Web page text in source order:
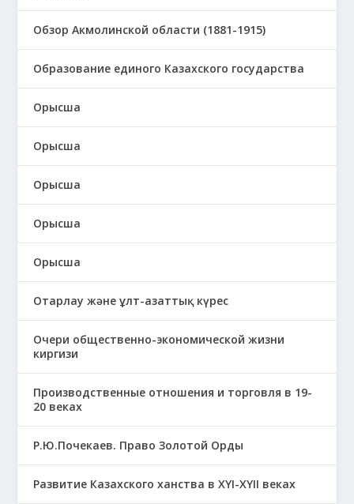
Обзор Акмолинской области (1881-1915)
Образование единого Казахского государства
Орысша
Орысша
Орысша
Орысша
Орысша
Отарлау және ұлт-азаттық күрес
Очери общественно-экономической жизни
киргизи
Производственные отношения и торговля в 19-
20 веках
Р.Ю.Почекаев. Право Золотой Орды
Развитие Казахского ханства в ХҮІ-ХҮІІ веках